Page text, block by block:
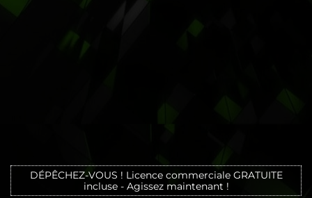
DÉPÊCHEZ-VOUS ! Licence commerciale GRATUITE
incluse - Agissez maintenant !